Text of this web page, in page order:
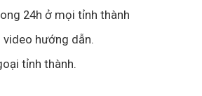
24h ở mọi tỉnh thành
hướng dẫn.
tỉnh thành.